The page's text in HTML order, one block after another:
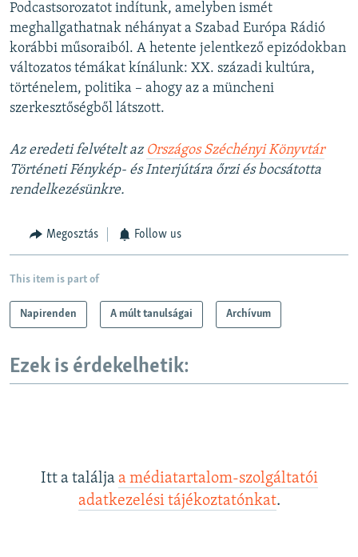
Podcastsorozatot indítunk, amelyben ismét
meghallgathatnak néhányat a Szabad Európa Rádió
korábbi műsoraiból. A hetente jelentkező epizódokban
változatos témákat kínálunk: XX. századi kultúra,
történelem, politika – ahogy az a müncheni
szerkesztőségből látszott.
Az eredeti felvételt az Országos Széchényi Könyvtár
Történeti Fénykép- és Interjútára őrzi és bocsátotta
rendelkezésünkre.
Megosztás Follow us
This item is part of
Napirenden A múlt tanulságai Archívum
Ezek is érdekelhetik:
Itt a találja a médiatartalom-szolgáltatói
adatkezelési tájékoztatónkat.